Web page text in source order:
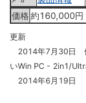
価格 約160,000円
更新
2014年7月30日 他
いWin PC - 2in1/
2014年6月19日